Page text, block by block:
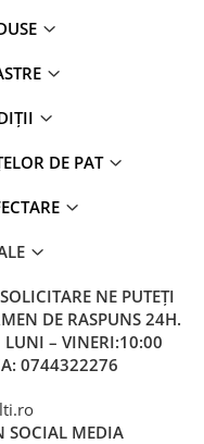
DE PAT
NE PUTEȚI
DE RASPUNS 24H.
LUNI – VINERI:10:00
0744322276
SOCIAL MEDIA